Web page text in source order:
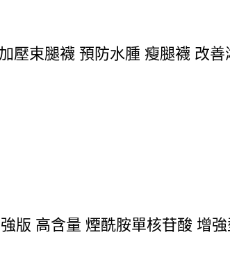
壓束腿襪 預防水腫 瘦腿襪 改
版 高含量 煙酰胺單核苷酸 增